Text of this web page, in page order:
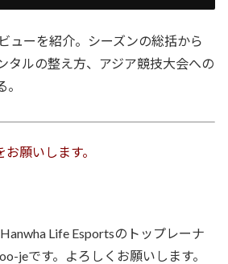
ューを紹介。シーズンの総括から
タルの整え方、アジア競技大会への
願いします。
Life Esportsのトップレーナ
jeです。よろしくお願いします。